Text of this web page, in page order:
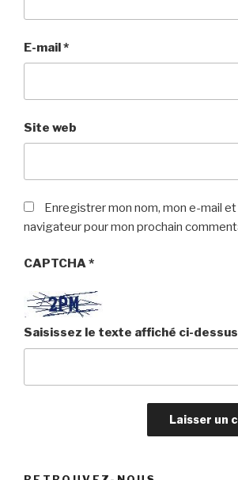
E-mail*
Site web
Enregistrer mon nom, mon e-mail
navigateur pour mon prochain
CAPTCHA*
Saisissez le texte affiché ci-